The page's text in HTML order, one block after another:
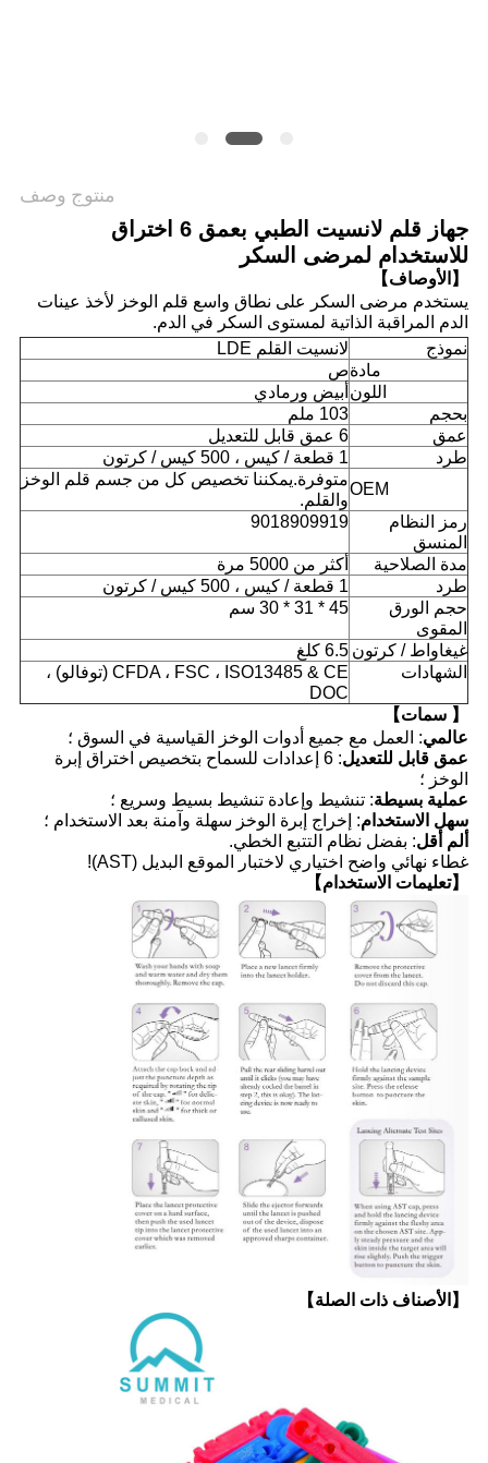
منتوج وصف
جهاز قلم لانسيت الطبي بعمق 6 اختراق
للاستخدام لمرضى السكر
【الأوصاف】
يستخدم مرضى السكر على نطاق واسع قلم الوخز لأخذ عينات
الدم المراقبة الذاتية لمستوى السكر في الدم.
نموذج
لانسيت القلم LDE
مادةص
اللون أبيض ورمادي
بحجم
103 ملم
عمق
6 عمق قابل للتعديل
طرد
1 قطعة / كيس ، 500 كيس / كرتون
OEM
متوفرة.يمكننا تخصيص كل من جسم قلم الوخز
والقلم.
رمز النظام
المنسق
9018909919
مدة الصلاحية
أكثر من 5000 مرة
طرد
1 قطعة / كيس ، 500 كيس / كرتون
حجم الورق
المقوى
45 * 31 * 30 سم
غيغاواط / كرتون 6.5 كلغ
الشهادات
CFDA ، FSC ، ISO13485 & CE (توفالو) ،
DOC
【 سمات】
عالمي: العمل مع جميع أدوات الوخز القياسية في السوق ؛
عمق قابل للتعديل
: 6 إعدادات للسماح بتخصيص اختراق إبرة
الوخز ؛
عملية بسيطة: تنشيط وإعادة تنشيط بسيط وسريع ؛
سهل الاستخدام: إخراج إبرة الوخز سهلة وآمنة بعد الاستخدام ؛
ألم أقل: بفضل نظام التتبع الخطي.
غطاء نهائي واضح اختياري لاختبار الموقع البديل (AST)!
【تعليمات الاستخدام】
【الأصناف ذات الصلة】